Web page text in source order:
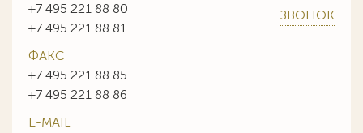
+7 495 221 88 80
+7 495 221 88 81
ЗВОНОК
ФАКС
+7 495 221 88 85
+7 495 221 88 86
E-MAIL